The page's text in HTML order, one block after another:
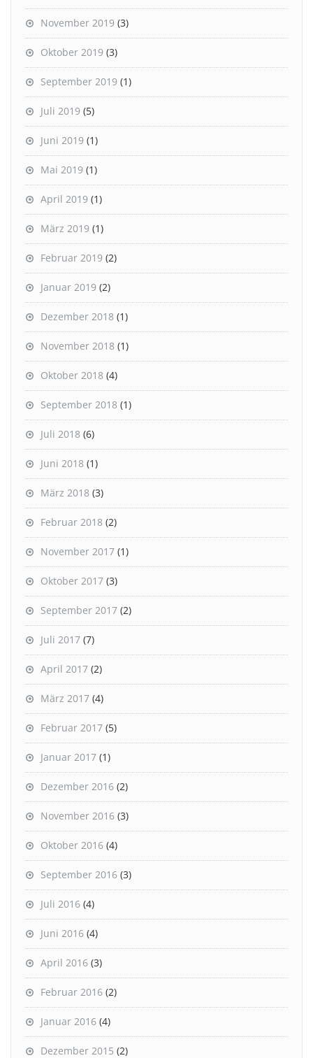
November 2019 (3)
Oktober 2019 (3)
September 2019 (1)
Juli 2019 (5)
Juni 2019 (1)
Mai 2019 (1)
April 2019 (1)
März 2019 (1)
Februar 2019 (2)
Januar 2019 (2)
Dezember 2018 (1)
November 2018 (1)
Oktober 2018 (4)
September 2018 (1)
Juli 2018 (6)
Juni 2018 (1)
März 2018 (3)
Februar 2018 (2)
November 2017 (1)
Oktober 2017 (3)
September 2017 (2)
Juli 2017 (7)
April 2017 (2)
März 2017 (4)
Februar 2017 (5)
Januar 2017 (1)
Dezember 2016 (2)
November 2016 (3)
Oktober 2016 (4)
September 2016 (3)
Juli 2016 (4)
Juni 2016 (4)
April 2016 (3)
Februar 2016 (2)
Januar 2016 (4)
Dezember 2015 (2)